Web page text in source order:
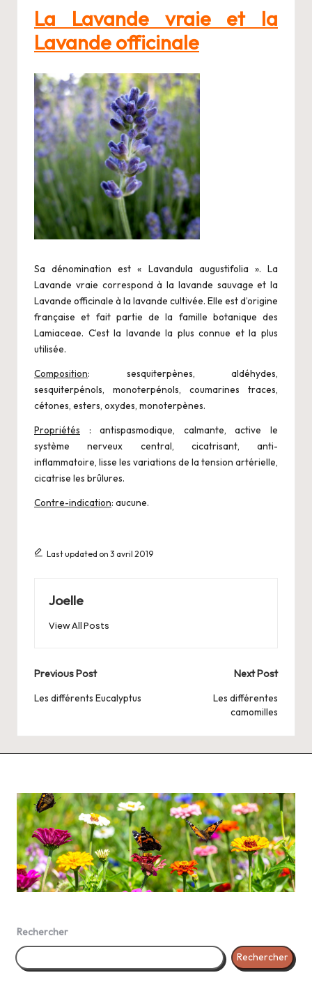
La Lavande vraie et la
Lavande officinale
Sa dénomination est « Lavandula augustifolia ». La
Lavande vraie correspond à la lavande sauvage et la
Lavande officinale à la lavande cultivée. Elle est d’origine
française et fait partie de la famille botanique des
Lamiaceae. C’est la lavande la plus connue et la plus
utilisée.
Composition: sesquiterpènes, aldéhydes,
sesquiterpénols, monoterpénols, coumarines traces,
cétones, esters, oxydes, monoterpènes.
Propriétés : antispasmodique, calmante, active le
système nerveux central, cicatrisant, anti-
inflammatoire, lisse les variations de la tension artérielle,
cicatrise les brûlures.
Contre-indication: aucune.
Last updated on 3 avril 2019
Joelle
View All Posts
Post
navigation
Previous Post
Les différents Eucalyptus
Next Post
Les différentes
camomilles
Rechercher
Rechercher